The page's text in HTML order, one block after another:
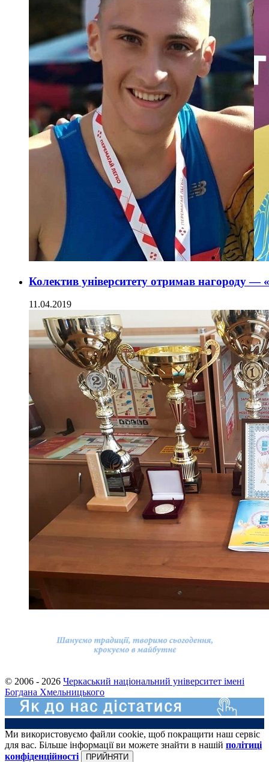
Колектив університету отримав нагороду —
11.04.2019
© 2006 - 2026 Черкаський національний університет імені
Богдана Хмельницького
Ми використовуємо файли cookie, щоб покращити наш сервіс
для вас. Більше інформації ви можете знайти в нашій політиці
конфіденційності
ПРИЙНЯТИ